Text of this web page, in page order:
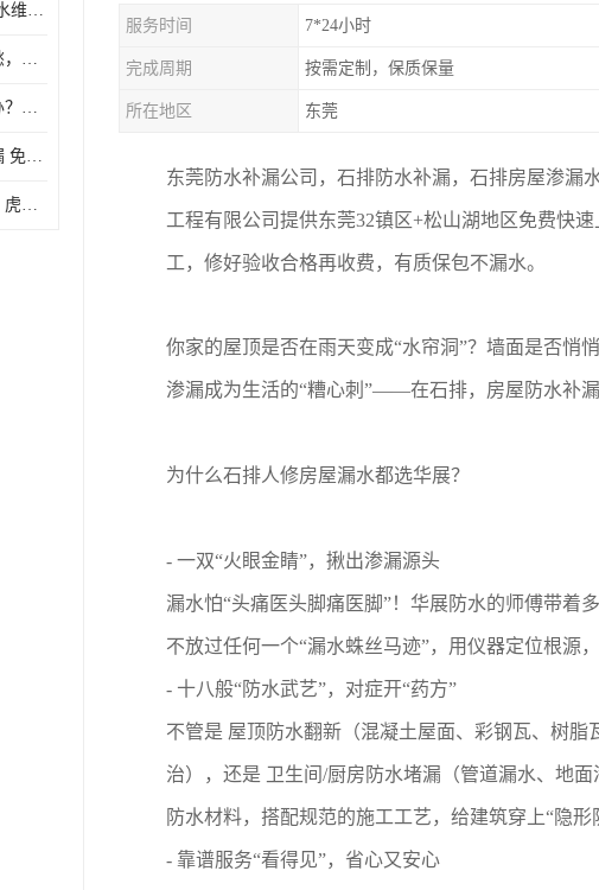
虎门防水补漏-房屋渗漏水维修 免费上门提供方案 验收合格再收费
东莞寮步房屋漏水别发愁，华展防水为您解烦忧！
东莞长安厂房漏水怎么办？华展防水24小时解决渗漏难题
松山湖专业房屋防水补漏 免费上门看现场，快速提供可靠方案
虎门厂房防水补漏公司｜虎门专修厂房渗漏水｜虎门楼面漏水补漏
服务时间 7*24小时
完成周期 按需定制，保质保量
所在地区 东莞
东莞防水补漏公司，石排防水补漏，石排房屋渗漏
工程有限公司提供东莞32镇区+松山湖地区免费快
工，修好验收合格再收费，有质保包不漏水。
你家的屋顶是否在雨天变成“水帘洞”？墙面是否悄
渗漏成为生活的“糟心刺”——在石排，房屋防水补
为什么石排人修房屋漏水都选华展？
- 一双“火眼金睛”，揪出渗漏源头
漏水怕“头痛医头脚痛医脚”！华展防水的师傅带着
不放过任何一个“漏水蛛丝马迹”，用仪器定位根源
- 十八般“防水武艺”，对症开“药方”
不管是 屋顶防水翻新（混凝土屋面、彩钢瓦、树
治），还是 卫生间/厨房防水堵漏（管道漏水、地
防水材料，搭配规范的施工工艺，给建筑穿上“隐
- 靠谱服务“看得见”，省心又安心